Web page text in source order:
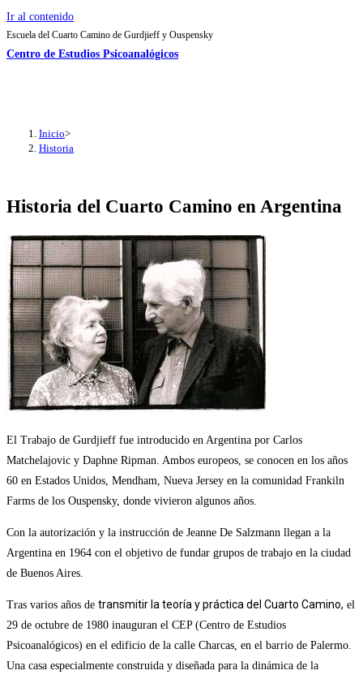
Ir al contenido
Escuela del Cuarto Camino de Gurdjieff y Ouspensky
Centro de Estudios Psicoanalógicos
Inicio>
Historia
Historia del Cuarto Camino en Argentina
El Trabajo de Gurdjieff fue introducido en Argentina por Carlos
Matchelajovic y Daphne Ripman. Ambos europeos, se conocen en los años
60 en Estados Unidos, Mendham, Nueva Jersey en la comunidad Frankiln
Farms de los Ouspensky, donde vivieron algunos años.
Con la autorización y la instrucción de Jeanne De Salzmann llegan a la
Argentina en 1964 con el objetivo de fundar grupos de trabajo en la ciudad
de Buenos Aires.
Tras varios años de transmitir la teoría y práctica del Cuarto Camino, el
29 de octubre de 1980 inauguran el CEP (Centro de Estudios
Psicoanalógicos) en el edificio de la calle Charcas, en el barrio de Palermo.
Una casa especialmente construida y diseñada para la dinámica de la